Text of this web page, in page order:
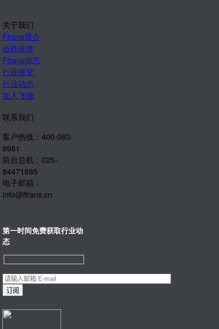
关于我们
Ftrans简介
合作伙伴
Ftrans动态
行业研究
行业动态
加入飞驰
联系我们
客户热线：400-083-
9981
前台总机：025-
84471885
电子邮箱：
info@ftrans.cn
第一时间免费获取行业动
态